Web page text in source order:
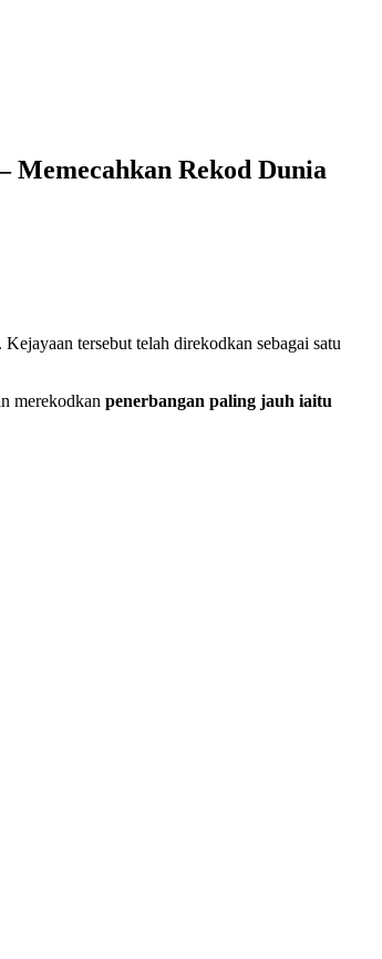
Memecahkan Rekod Dunia
tersebut telah direkodkan sebagai satu
merekodkan penerbangan paling jauh iaitu